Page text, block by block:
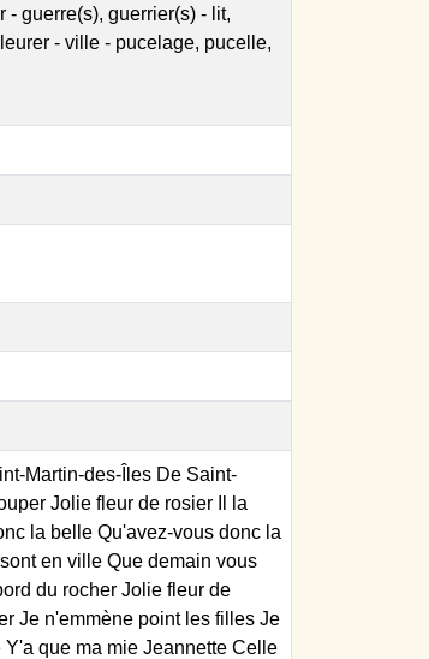
guerre(s), guerrier(s) - lit,
- ville - pucelage, pucelle,
Martin-des-Îles De Saint-
Jolie fleur de rosier Il la
la belle Qu'avez-vous donc la
en ville Que demain vous
du rocher Jolie fleur de
Je n'emmène point les filles Je
que ma mie Jeannette Celle